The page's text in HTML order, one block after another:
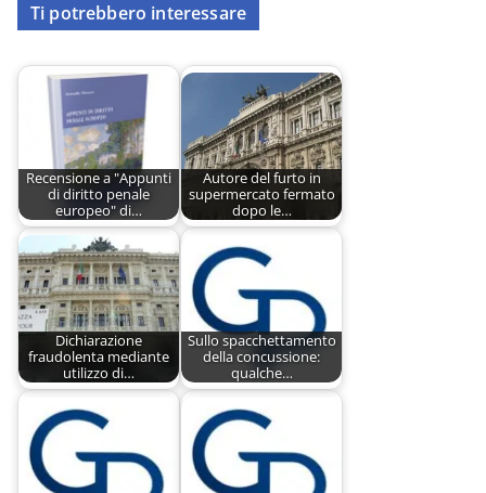
Ti potrebbero interessare
Recensione a "Appunti
di diritto penale
europeo" di…
Autore del furto in
supermercato fermato
dopo le…
Dichiarazione
fraudolenta mediante
utilizzo di…
Sullo spacchettamento
della concussione:
qualche…